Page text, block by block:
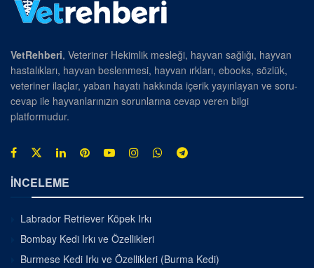
VetRehberi, Veteriner Hekimlik mesleği, hayvan sağlığı, hayvan
hastalıkları, hayvan beslenmesi, hayvan ırkları, ebooks, sözlük,
veteriner ilaçlar, yaban hayatı hakkında içerik yayınlayan ve soru-
cevap ile hayvanlarınızın sorunlarına cevap veren bilgi
platformudur.
İNCELEME
Labrador Retriever Köpek Irkı
Bombay Kedi Irkı ve Özellikleri
Burmese Kedi Irkı ve Özellikleri (Burma Kedi)